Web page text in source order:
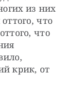
из них
что
что
крик, от